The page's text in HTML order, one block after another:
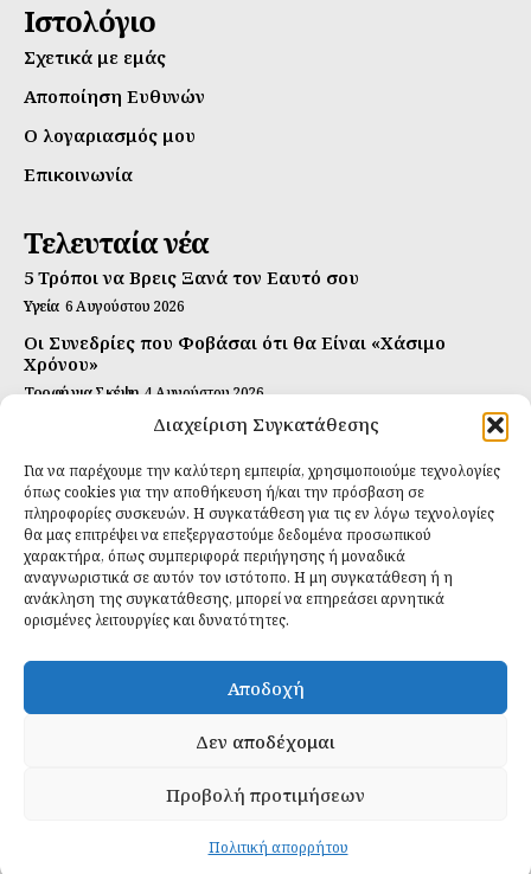
Διαχείριση Συγκατάθεσης
Για να παρέχουμε την καλύτερη εμπειρία, χρησιμοποιούμε τεχνολογίες
όπως cookies για την αποθήκευση ή/και την πρόσβαση σε
πληροφορίες συσκευών. Η συγκατάθεση για τις εν λόγω τεχνολογίες
θα μας επιτρέψει να επεξεργαστούμε δεδομένα προσωπικού
χαρακτήρα, όπως συμπεριφορά περιήγησης ή μοναδικά
αναγνωριστικά σε αυτόν τον ιστότοπο. Η μη συγκατάθεση ή η
ανάκληση της συγκατάθεσης, μπορεί να επηρεάσει αρνητικά
ορισμένες λειτουργίες και δυνατότητες.
Αποδοχή
Δεν αποδέχομαι
Προβολή προτιμήσεων
Πολιτική απορρήτου
Ιστολόγιο
Σχετικά με εμάς
Αποποίηση Ευθυνών
Ο λογαριασμός μου
Επικοινωνία
Τελευταία νέα
5 Τρόποι να Βρεις Ξανά τον Εαυτό σου
Υγεία 6 Αυγούστου 2026
Οι Συνεδρίες που Φοβάσαι ότι θα Είναι «Χάσιμο
Χρόνου»
Τροφή για Σκέψη 4 Αυγούστου 2026
Αυτή Είναι η Συνταγή για Τέλεια Κομπούτσα
Ιδανικές Τροφές 26 Ιουλίου 2026
Εγγραφείτε
ΕΓΓΡΑΦΉ
Έχω διαβάσει και δέχομαι τηνπολιτική απορρήτου
Creative.